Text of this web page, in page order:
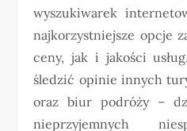
wyszukiwarek
najkorzystniejsze opcje
ceny, jak i jakości
śledzić opinie innych
oraz biur podróży –
nieprzyjemnych